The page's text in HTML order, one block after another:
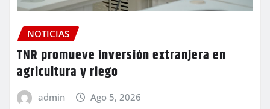
NOTICIAS
TNR promueve inversión extranjera en
agricultura y riego
admin Ago 5, 2026